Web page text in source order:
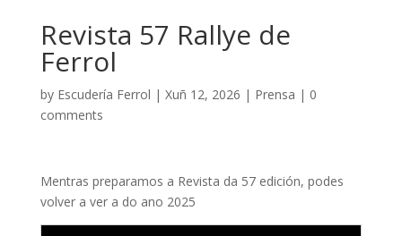
Revista 57 Rallye de
Ferrol
by Escudería Ferrol | Xuñ 12, 2026 | Prensa | 0
comments
Mentras preparamos a Revista da 57 edición, podes
volver a ver a do ano 2025